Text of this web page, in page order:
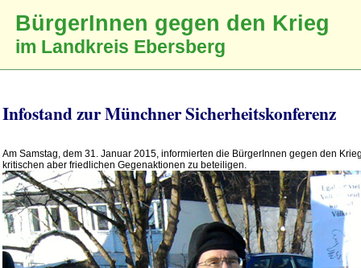
BürgerInnen gegen den Krieg
im Landkreis Ebersberg
Infostand zur Münchner Sicherheitskonferenz
Am Samstag, dem 31. Januar 2015, informierten die BürgerInnen gegen den
kritischen aber friedlichen Gegenaktionen zu beteiligen.